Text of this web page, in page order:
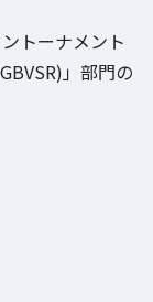
トーナメント
」部門の